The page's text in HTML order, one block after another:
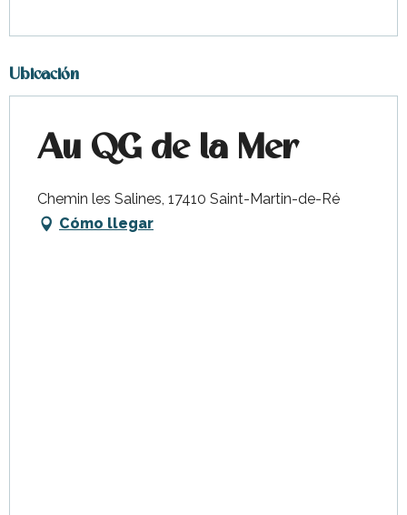
Ubicación
Au QG de la Mer
Chemin les Salines, 17410 Saint-Martin-de-Ré
Cómo llegar